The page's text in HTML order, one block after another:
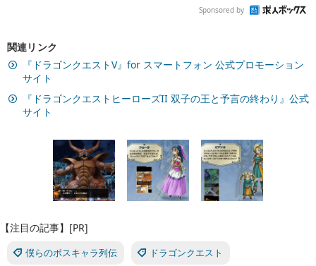
Sponsored by
関連リンク
『ドラゴンクエストV』for スマートフォン 公式プロモーション
サイト
『ドラゴンクエストヒーローズII 双子の王と予言の終わり』公式
サイト
【注目の記事】[PR]
僕らのボスキャラ列伝 ドラゴンクエスト